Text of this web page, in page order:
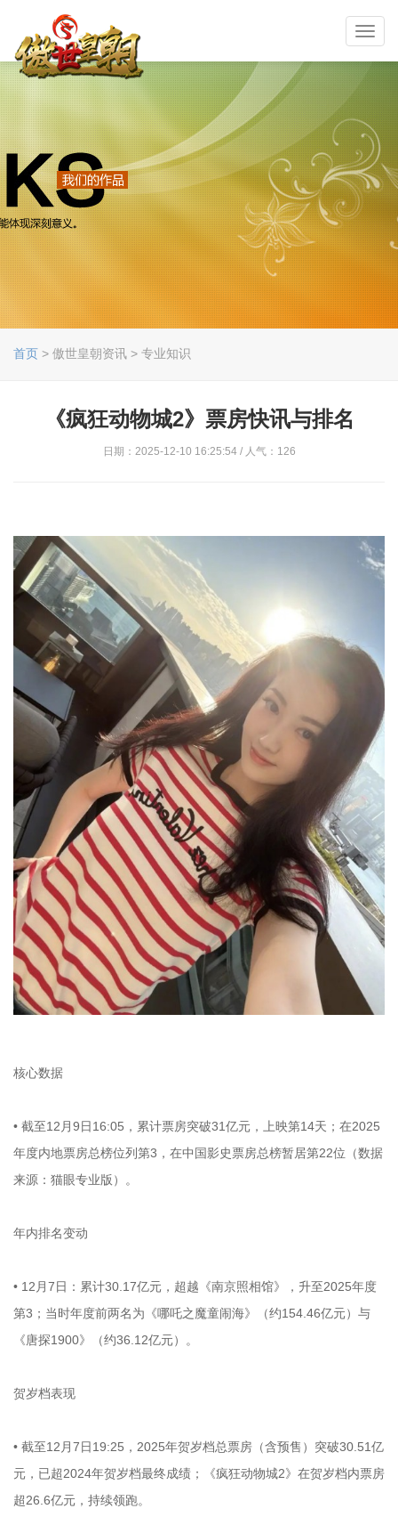
首页 > 傲世皇朝资讯 > 专业知识
《疯狂动物城2》票房快讯与排名
日期：2025-12-10 16:25:54 / 人气：126
核心数据
• 截至12月9日16:05，累计票房突破31亿元，上映第14天；在2025
年度内地票房总榜位列第3，在中国影史票房总榜暂居第22位（数据
来源：猫眼专业版）。
年内排名变动
• 12月7日：累计30.17亿元，超越《南京照相馆》，升至2025年度
第3；当时年度前两名为《哪吒之魔童闹海》（约154.46亿元）与
《唐探1900》（约36.12亿元）。
贺岁档表现
• 截至12月7日19:25，2025年贺岁档总票房（含预售）突破30.51亿
元，已超2024年贺岁档最终成绩；《疯狂动物城2》在贺岁档内票房
超26.6亿元，持续领跑。